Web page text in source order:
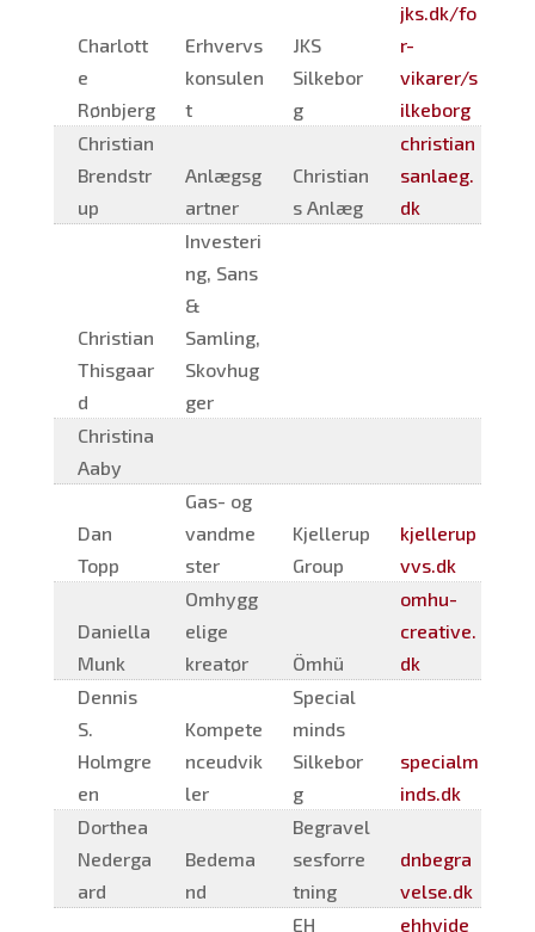
Charlott
e
Rønbjerg
Erhvervs
konsulen
t
JKS
Silkebor
g
jks.dk/fo
r-
vikarer/s
ilkeborg
Christian
Brendstr
up
Anlægsg
artner
Christian
s Anlæg
christian
sanlaeg.
dk
Christian
Thisgaar
d
Investeri
ng, Sans
&
Samling,
Skovhug
ger
Christina
Aaby
Dan
Topp
Gas- og
vandme
ster
Kjellerup
Group
kjellerup
vvs.dk
Daniella
Munk
Omhygg
elige
kreatør
Ömhü
omhu-
creative.
dk
Dennis
S.
Holmgre
en
Kompete
nceudvik
ler
Special
minds
Silkebor
g
specialm
inds.dk
Dorthea
Nederga
ard
Bedema
nd
Begravel
sesforre
tning
dnbegra
velse.dk
EH
ehhvide